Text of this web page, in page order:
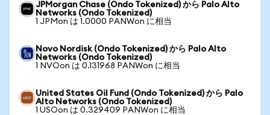
JPMorgan Chase (Ondo Tokenized) から Palo Alto
Networks (Ondo Tokenized)
1 JPMon は 1.0000 PANWon に相当
Novo Nordisk (Ondo Tokenized) から Palo Alto
Networks (Ondo Tokenized)
1 NVOon は 0.131968 PANWon に相当
United States Oil Fund (Ondo Tokenized) から Palo
Alto Networks (Ondo Tokenized)
1 USOon は 0.329409 PANWon に相当